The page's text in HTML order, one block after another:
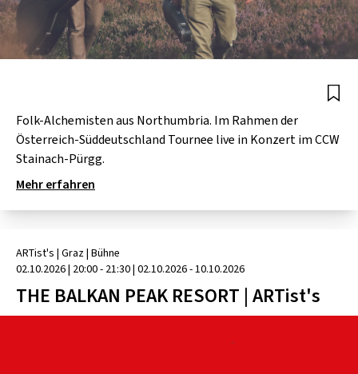
Folk-Alchemisten aus Northumbria. Im Rahmen der
Österreich-Süddeutschland Tournee live in Konzert im CCW
Stainach-Pürgg.
Mehr erfahren
ARTist's | Graz| Bühne
02.10.2026| 20:00 - 21:30| 02.10.2026 - 10.10.2026
THE BALKAN PEAK RESORT | ARTist's